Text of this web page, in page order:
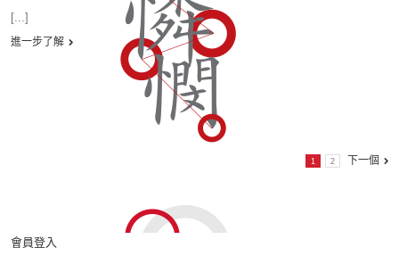
[...]
進一步了解
1 2 下一個
會員登入